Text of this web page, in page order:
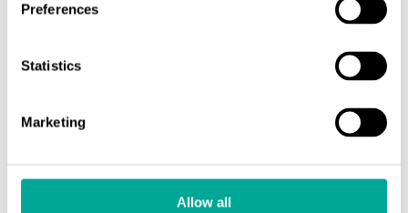
Preferences
Statistics
Marketing
Allow all
Ominaisuudet
Resoluutio: jopa 60 µm (8,33 lp/mm)